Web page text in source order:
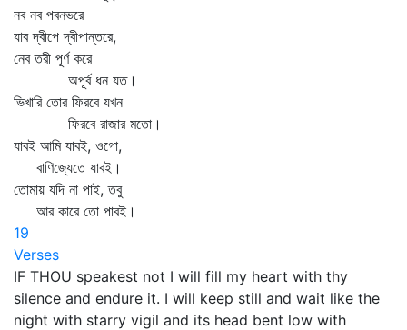
নব নব পবনভরে
যাব দ্বীপে দ্বীপান্তরে,
নেব তরী পূর্ণ করে
অপূর্ব ধন যত।
ভিখারি তোর ফিরবে যখন
ফিরবে রাজার মতো।
যাবই আমি যাবই, ওগো,
বাণিজ্যেতে যাবই।
তোমায় যদি না পাই, তবু
আর কারে তো পাবই।
19
Verses
IF THOU speakest not I will fill my heart with thy
silence and endure it. I will keep still and wait like the
night with starry vigil and its head bent low with